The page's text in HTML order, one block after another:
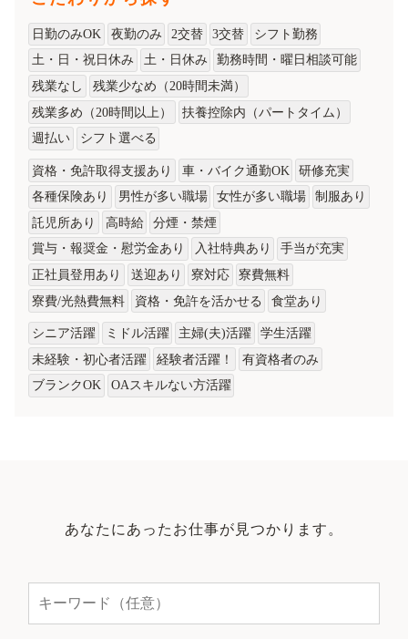
日勤のみOK 夜勤のみ 2交替 3交替
シフト勤務
土・日・祝日休み
土・日休み
勤務時間・曜日相談可能
残業なし
残業少なめ（20時間未満）
残業多め（20時間以上）
扶養控除内（パートタイム）
週払い
シフト選べる
資格・免許取得支援あり 車・バイク通勤OK
研修充実
各種保険あり
男性が多い職場 女性が多い職場
制服あり
託児所あり
高時給
分煙・禁煙
賞与・報奨金・慰労金あり
入社特典あり
手当が充実
正社員登用あり
送迎あり 寮対応
寮費無料
寮費/光熱費無料
資格・免許を活かせる 食堂あり
シニア活躍 ミドル活躍 主婦(夫)活躍
学生活躍
未経験・初心者活躍
経験者活躍！
有資格者のみ
ブランクOK
OAスキルない方活躍
あなたにあったお仕事が見つかります。